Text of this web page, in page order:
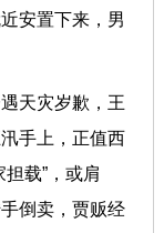
安置下来，男
天灾岁歉，王
手上，正值西
载”，或肩
倒卖，贾贩经